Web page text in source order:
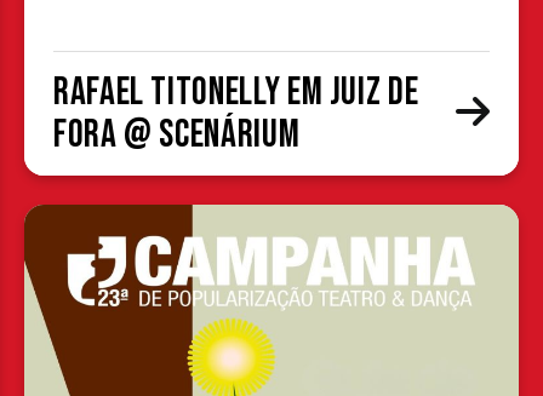
Rafael Titonelly em Juiz de
Fora @ Scenárium